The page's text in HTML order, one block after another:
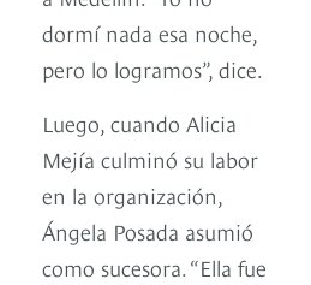
dormí nada esa noche,
pero lo logramos”, dice.
Luego, cuando Alicia
Mejía culminó su labor
en la organización,
Ángela Posada asumió
como sucesora. “Ella fue